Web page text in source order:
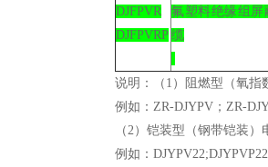
DJFPVR
DJFPVRP
氟塑料绝缘组
缆
说明：（1）阻燃型（氧指
例如：ZR-DJYPV；ZR-
（2）铠装型（钢带铠装
例如：